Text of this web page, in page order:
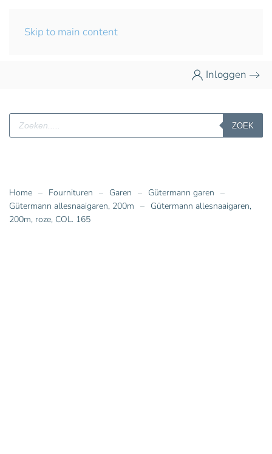
Skip to main content
Inloggen
Producten
zoeken
ZOEK
Home Fournituren Garen
Gütermann garen
Gütermann allesnaaigaren, 200m
Gütermann allesnaaigaren,
200m, roze, COL. 165